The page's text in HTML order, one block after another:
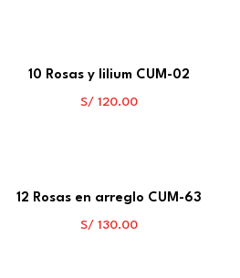
10 Rosas y lilium CUM-02
S/ 120.00
12 Rosas en arreglo CUM-63
S/ 130.00